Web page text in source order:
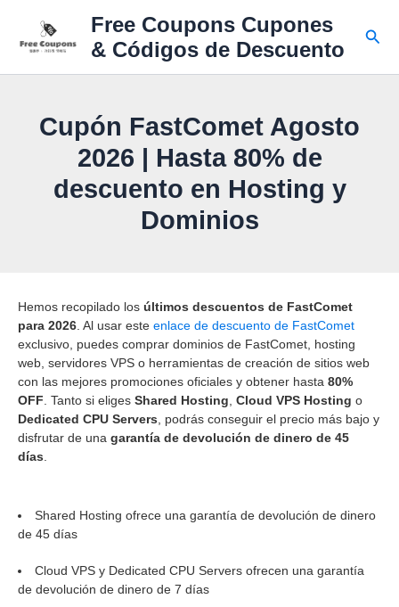
contenido
Free Coupons Cupones
& Códigos de Descuento
Cupón FastComet Agosto
2026 | Hasta 80% de
descuento en Hosting y
Dominios
Hemos recopilado los últimos descuentos de FastComet
para 2026 . Al usar este enlace de descuento de FastComet
exclusivo, puedes comprar dominios de FastComet, hosting
web, servidores VPS o herramientas de creación de sitios web
con las mejores promociones oficiales y obtener hasta 80%
OFF . Tanto si eliges Shared Hosting Cloud VPS Hosting o
Dedicated CPU Servers , podrás conseguir el precio más bajo y
disfrutar de una garantía de devolución de dinero de 45
días
Shared Hosting ofrece una garantía de devolución de dinero
de 45 días
Cloud VPS y Dedicated CPU Servers ofrecen una garantía
de devolución de dinero de 7 días